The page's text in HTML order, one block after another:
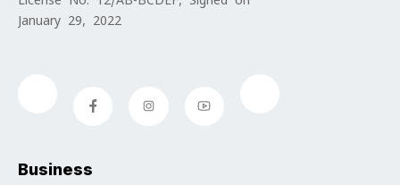
January 29, 2022
Business